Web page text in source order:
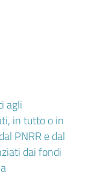
agli
in tutto o in
PNRR e dal
dai fondi